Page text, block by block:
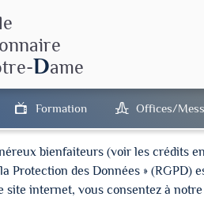
Dame
Formation Offices/
bienfaiteurs (voir les crédits
Protection des Données » (RGPD)
site internet, vous consentez à